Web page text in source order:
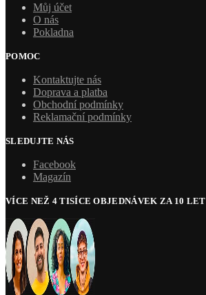
Můj účet
O nás
Pokladna
POMOC
Kontaktujte nás
Doprava a platba
Obchodní podmínky
Reklamační podmínky
SLEDUJTE NÁS
Facebook
Magazín
VÍCE NEŽ 4 TISÍCE OBJEDNÁVEK ZA 10 LET